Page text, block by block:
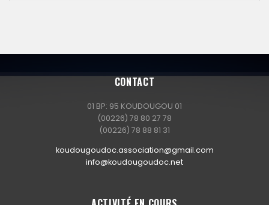
CONTACT
01 BP: 95 KOUDOUGOU 01
(00226) 78 80 27 78
(00226) 78 88 81 31
koudougoudoc.association@gmail.com
info@koudougoudoc.net